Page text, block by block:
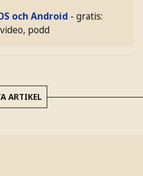
och Android - gratis:
podd
ARTIKEL